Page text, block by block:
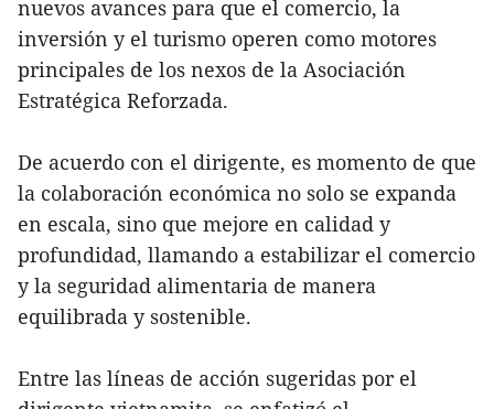
nuevos avances para que el comercio, la
inversión y el turismo operen como motores
principales de los nexos de la Asociación
Estratégica Reforzada.
De acuerdo con el dirigente, es momento de que
la colaboración económica no solo se expanda
en escala, sino que mejore en calidad y
profundidad, llamando a estabilizar el comercio
y la seguridad alimentaria de manera
equilibrada y sostenible.
Entre las líneas de acción sugeridas por el